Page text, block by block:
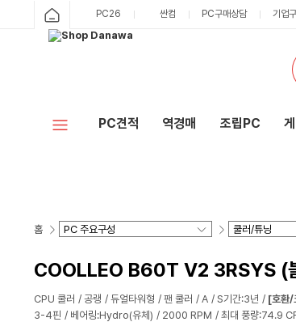
PC26 싼컴 PC구매상담 기업
PC견적 역경매 조립PC
홈
COOLLEO B60T V2 3RSYS (
CPU 쿨러 공랭 듀얼타워형 팬 쿨러 A S기간:3년 [호환/
3-4핀
베어링:Hydro(유체) 2000 RPM 최대 풍량:74.9